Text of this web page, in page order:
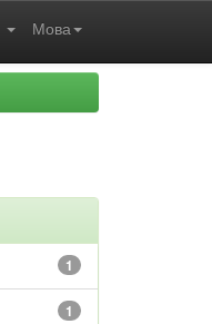
Мова
1
1